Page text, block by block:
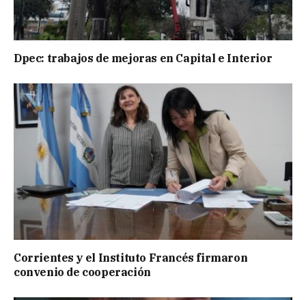
Dpec: trabajos de mejoras en Capital e Interior
Corrientes y el Instituto Francés firmaron
convenio de cooperación